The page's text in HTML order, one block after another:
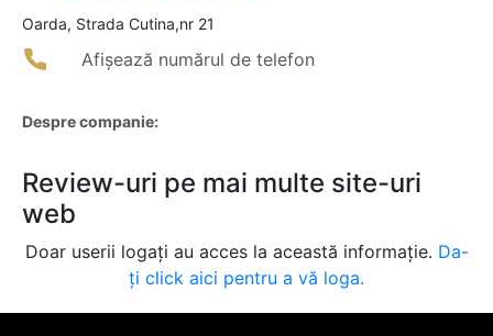
Oarda, Strada Cutina,nr 21
Afișează numărul de telefon
Despre companie:
Review-uri pe mai multe site-uri
web
Doar userii logați au acces la această informație. Da-
ți click aici pentru a vă loga.